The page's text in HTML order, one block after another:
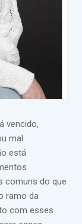
vencido,
mal
está
comuns do que
ramo da
com esses